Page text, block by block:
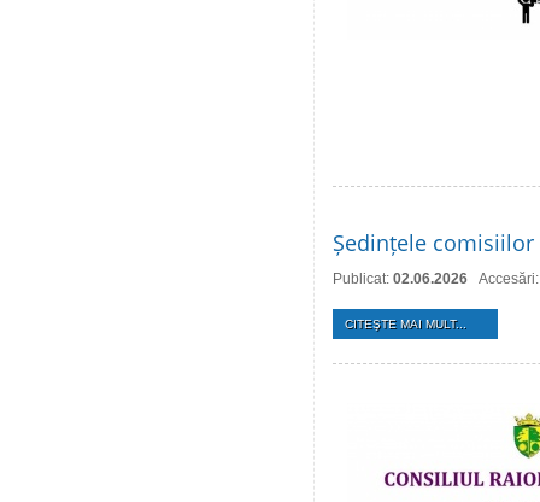
Ședințele
Publicat: 02.06.2026
CITEŞTE MAI MULT...